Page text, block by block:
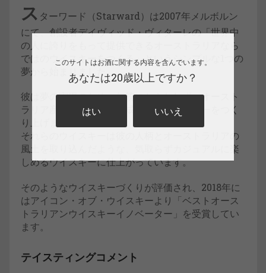
ス ターワード（Starward）は2007年メルボルン
にて、創設者デイヴィッド・ヴィターレの「世界中
の人に誇りをもって提供できるオーストラリアなら
ではのウイスキーをつくる」というシンプルな1つの
夢から始まりました。
彼は夢の実現のため、伝統にとらわれず、オースト
ラリア産赤ワイン樽で熟成を行いウイスキーをつく
り上げました。
それらのウイスキーは彼の人柄とオーストラリアの
風土を取り込んだような、気取らずカジュアルに楽
しめるウイスキーに仕上がっています。
そのようなウイスキーづくりが評価され、2018年に
はアイコン・オブ・ウイスキーより「ベストオース
トラリアンウイスキーイノベーター」を受賞してい
ます。
テイスティングコメント
このサイトはお酒に関する内容を含んでいます。
あなたは20歳以上ですか？
はい いいえ